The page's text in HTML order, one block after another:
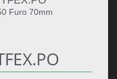
Furo 70mm